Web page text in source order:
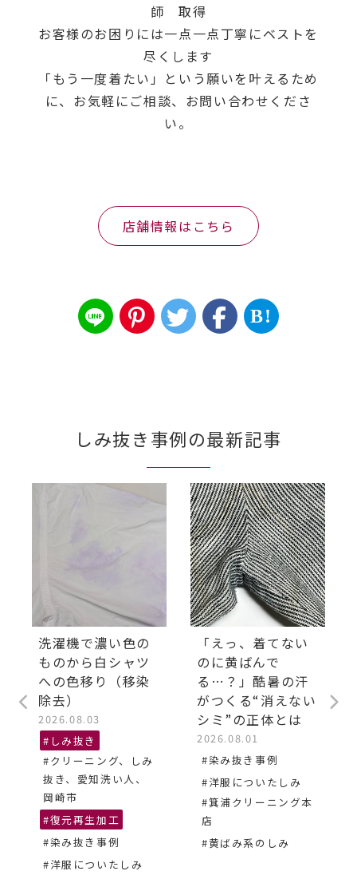
師 取得
お客様のお困りには一点一点丁寧にベストを
尽くします
「もう一度着たい」という願いを叶えるため
に、お気軽にご相談、お問い合わせくださ
い。
店舗情報はこちら
B!
しみ抜き事例の最新記事
洗濯機で濃い色の
ものから白シャツ
への色移り（移染
除去）
2026.08.03
#しみ抜き
#クリーニング、しみ
抜き、愛知洗い人、
岡崎市
#復元再生加工
#染み抜き事例
#洋服についたしみ
「えっ、着てない
のに黄ばんで
る…？」酷暑の汗
がつくる“消えない
シミ”の正体とは
2026.08.01
#染み抜き事例
#洋服についたしみ
#箕浦クリーニング本
店
#黄ばみ系のしみ